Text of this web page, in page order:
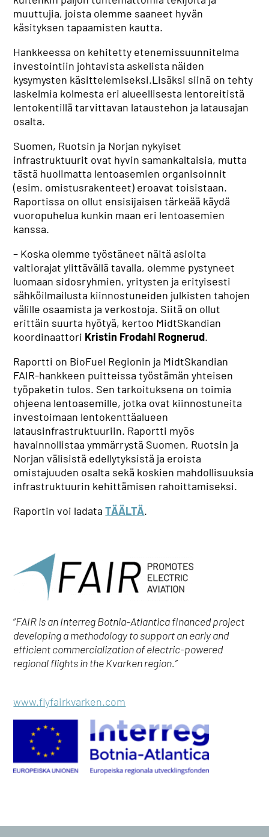
muuttujia, joista olemme saaneet hyvän
käsityksen tapaamisten kautta.
Hankkeessa on kehitetty etenemissuunnitelma
investointiin johtavista askelista näiden
kysymysten käsittelemiseksi.Lisäksi siinä on tehty
laskelmia kolmesta eri alueellisesta lentoreitistä
lentokentillä tarvittavan lataustehon ja latausajan
osalta.
Suomen, Ruotsin ja Norjan nykyiset
infrastruktuurit ovat hyvin samankaltaisia, mutta
tästä huolimatta lentoasemien organisoinnit
(esim. omistusrakenteet) eroavat toisistaan.
Raportissa on ollut ensisijaisen tärkeää käydä
vuoropuhelua kunkin maan eri lentoasemien
kanssa.
– Koska olemme työstäneet näitä asioita
valtiorajat ylittävällä tavalla, olemme pystyneet
luomaan sidosryhmien, yritysten ja erityisesti
sähköilmailusta kiinnostuneiden julkisten tahojen
välille osaamista ja verkostoja. Siitä on ollut
erittäin suurta hyötyä, kertoo MidtSkandian
koordinaattori Kristin Frodahl Rognerud.
Raportti on BioFuel Regionin ja MidtSkandian
FAIR-hankkeen puitteissa työstämän yhteisen
työpaketin tulos. Sen tarkoituksena on toimia
ohjeena lentoasemille, jotka ovat kiinnostuneita
investoimaan lentokenttäalueen
latausinfrastruktuuriin. Raportti myös
havainnollistaa ymmärrystä Suomen, Ruotsin ja
Norjan välisistä edellytyksistä ja eroista
omistajuuden osalta sekä koskien mahdollisuuksia
infrastruktuurin kehittämisen rahoittamiseksi.
Raportin voi ladataTÄÄLTÄ.
”FAIR is an Interreg Botnia-Atlantica financed project
developing a methodology to support an early and
efficient commercialization of electric-powered
regional flights in the Kvarken region.”
www.flyfairkvarken.com